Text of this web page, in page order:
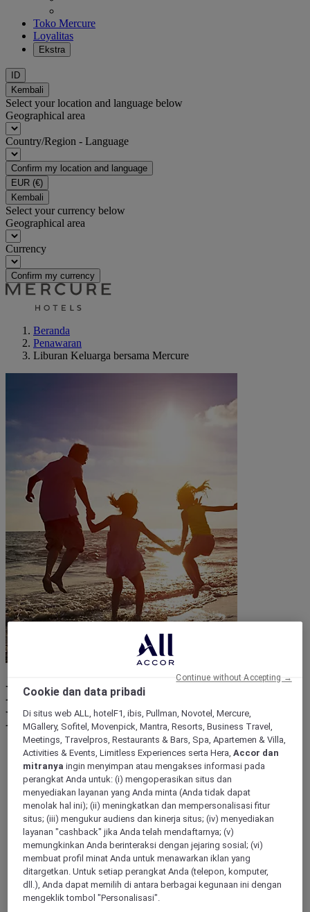
Toko Mercure
Loyalitas
Ekstra
ID
Kembali
Select your location and language below
Geographical area
Country/Region - Language
Confirm my location and language
EUR (€)
Kembali
Select your currency below
Geographical area
Currency
Confirm my currency
Beranda
Penawaran
Liburan Keluarga bersama Mercure
Liburan Keluarga bersama
Mercure
Destinasi
Kembali
Benua
Eropa
Asia
Timur Tengah
Amerika Selatan
Afrika
Pasifik
Destinasi terbaik kami
Paris
Brussels
Cookie dan data pribadi
Di situs web ALL, hotelF1, ibis, Pullman, Novotel, Mercure,
MGallery, Sofitel, Movenpick, Mantra, Resorts, Business Travel,
Meetings, Travelpros, Restaurants & Bars, Spa, Apartemen & Villa,
Activities & Events, Limitless Experiences serta Hera,Accor dan
mitranya ingin menyimpan atau mengakses informasi pada
perangkat Anda untuk: (i) mengoperasikan situs dan
menyediakan layanan yang Anda minta (Anda tidak dapat
menolak hal ini); (ii) meningkatkan dan mempersonalisasi fitur
situs; (iii) mengukur audiens dan kinerja situs; (iv) menyediakan
layanan "cashback" jika Anda telah mendaftarnya; (v)
memungkinkan Anda berinteraksi dengan jejaring sosial; (vi)
membuat profil minat Anda untuk menawarkan iklan yang
ditargetkan. Untuk setiap perangkat Anda (telepon, komputer,
dll.), Anda dapat memilih di antara berbagai kegunaan ini dengan
mengeklik tombol "Personalisasi".
Continue without Accepting →